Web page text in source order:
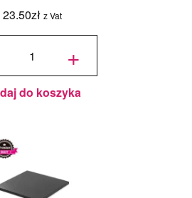
23.50zł z Vat
1,0 +
do koszyka